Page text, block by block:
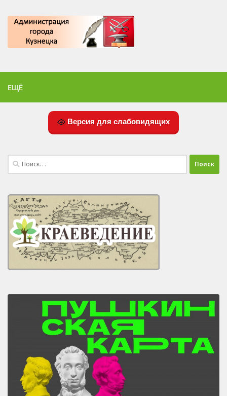
ЕЩЁ
Версия для слабовидящих
Найти: